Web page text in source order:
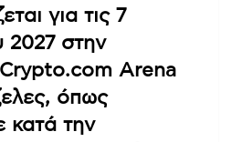
για τις 7
στην
Arena
όπως
κατά την